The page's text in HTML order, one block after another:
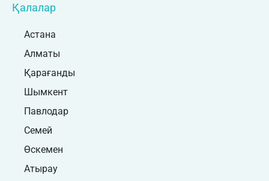
Қалалар
Астана
Алматы
Қарағанды
Шымкент
Павлодар
Семей
Өскемен
Атырау